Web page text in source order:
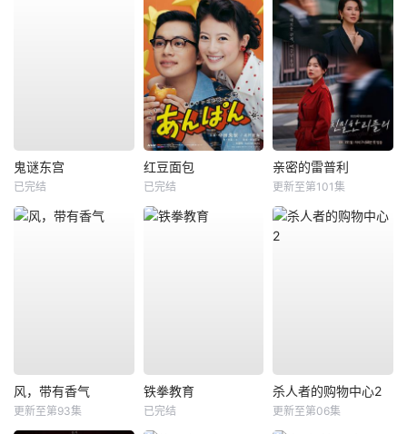
鬼谜东宫
已完结
红豆面包
已完结
亲密的雷普利
更新至第101集
风，带有香气
更新至第93集
铁拳教育
已完结
杀人者的购物中心2
更新至第06集